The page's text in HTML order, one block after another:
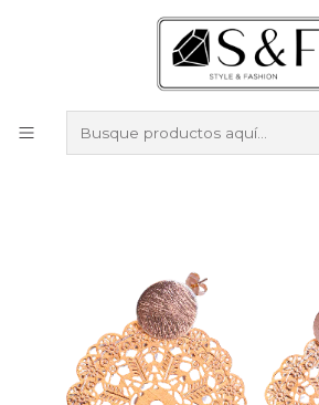
Compra sobre $50.000 en productos y
Despacho gratis por
Aros
Aros
Aros filigrana flor